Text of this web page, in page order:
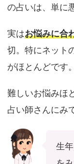
の占いは、単に
実はお悩みに合
切。特にネット
がほとんどです。
難しいお悩みほ
占い師さんにみ
生